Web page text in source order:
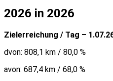
2026 in 2026
Zielerreichung / Tag –
dvon: 808,1 km / 80,0 %
avon: 687,4 km / 68,0 %